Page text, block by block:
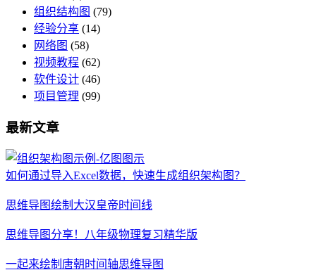
组织结构图 (79)
经验分享 (14)
网络图 (58)
视频教程 (62)
软件设计 (46)
项目管理 (99)
最新文章
如何通过导入Excel数据，快速生成组织架构图？
思维导图绘制大汉皇帝时间线
思维导图分享！八年级物理复习精华版
一起来绘制唐朝时间轴思维导图